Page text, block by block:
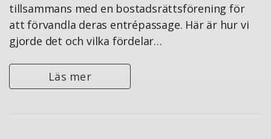
tillsammans med en bostadsrättsförening för
att förvandla deras entrépassage. Här är hur vi
gjorde det och vilka fördelar…
Läs mer